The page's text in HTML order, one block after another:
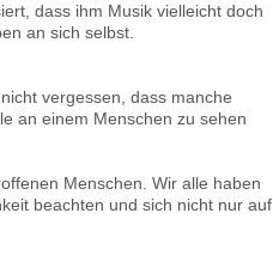
dass ihm Musik vielleicht doch
an sich selbst.
vergessen, dass manche
an einem Menschen zu sehen
Menschen. Wir alle haben
beachten und sich nicht nur auf